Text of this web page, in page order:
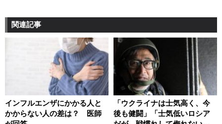
関連記事
インフルエンザにかかる人と
かからない人の差は？ 医師
「ウクライナは士気高く、今
後も健闘」「士気低いロシア